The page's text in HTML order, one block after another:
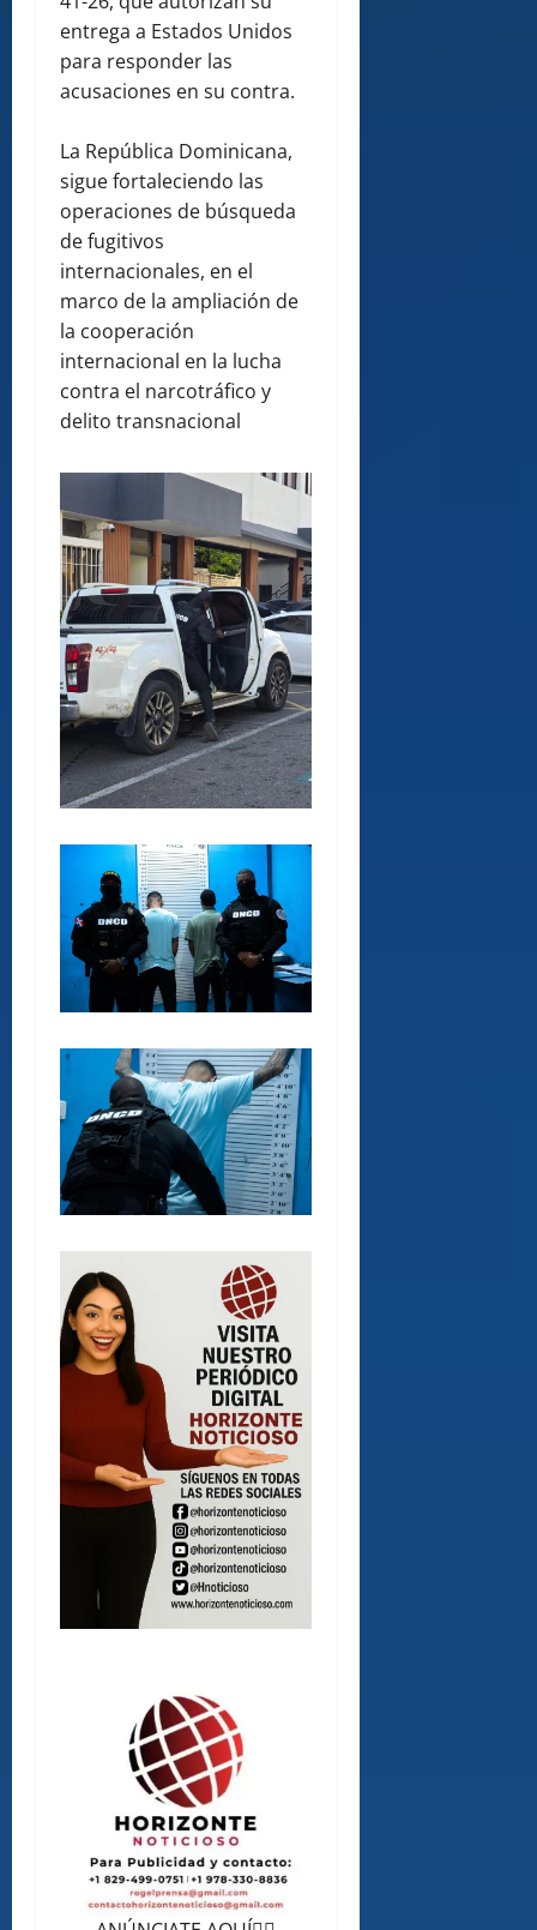
entrega a Estados Unidos
para responder las
acusaciones en su contra.
La República Dominicana,
sigue fortaleciendo las
operaciones de búsqueda
de fugitivos
internacionales, en el
marco de la ampliación de
la cooperación
internacional en la lucha
contra el narcotráfico y
delito transnacional